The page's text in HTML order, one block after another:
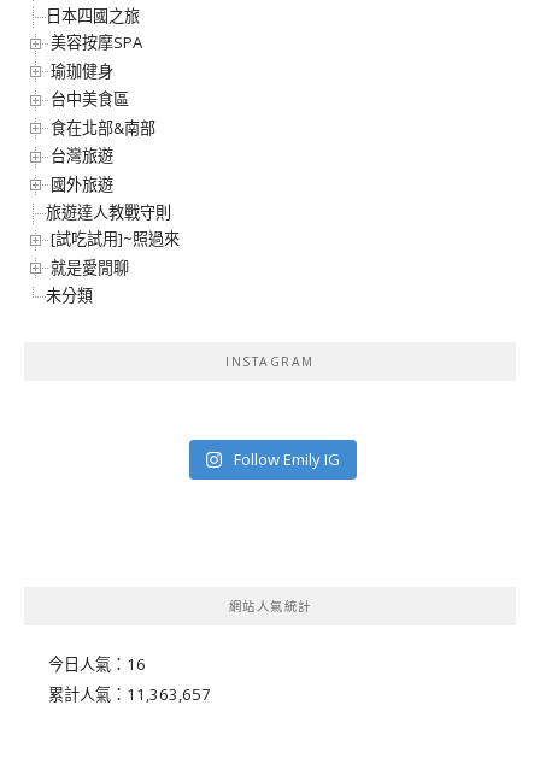
日本四國之旅
美容按摩SPA
瑜珈健身
台中美食區
食在北部&南部
台灣旅遊
國外旅遊
旅遊達人教戰守則
[試吃試用]~照過來
就是愛閒聊
未分類
INSTAGRAM
Follow Emily IG
網站人氣統計
今日人氣： 16
累計人氣： 11,363,657